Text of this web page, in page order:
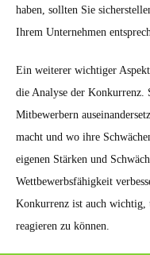
haben, sollten Sie
Ihrem Unternehmen
Ein weiterer wichtiger
die Analyse der Konkurrenz.
Mitbewerbern
macht und wo ihre
eigenen Stärken und
Wettbewerbsfähigkeit
Konkurrenz ist auch wichtig,
reagieren zu können.